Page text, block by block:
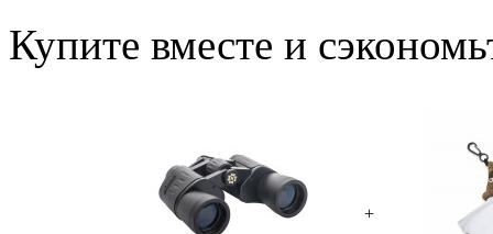
Купите вместе и
+